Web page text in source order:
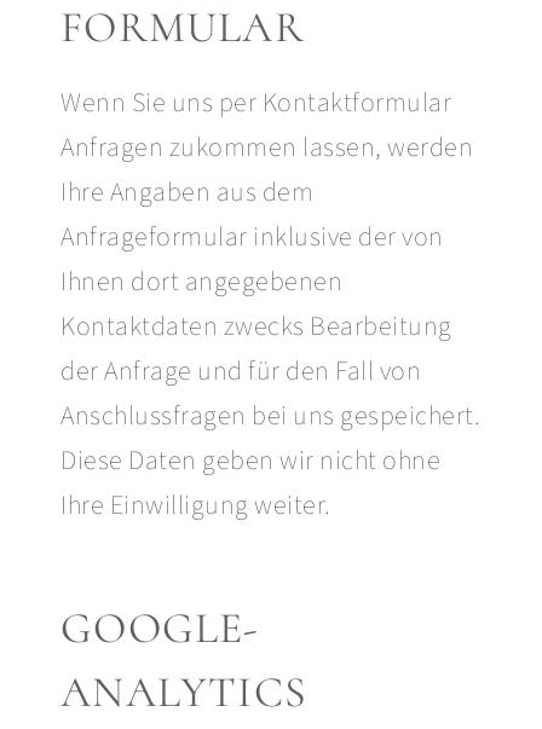
FORMULAR
Wenn Sie uns per Kontaktformular
Anfragen zukommen lassen, werden
Ihre Angaben aus dem
Anfrageformular inklusive der von
Ihnen dort angegebenen
Kontaktdaten zwecks Bearbeitung
der Anfrage und für den Fall von
Anschlussfragen bei uns gespeichert.
Diese Daten geben wir nicht ohne
Ihre Einwilligung weiter.
GOOGLE-
ANALYTICS